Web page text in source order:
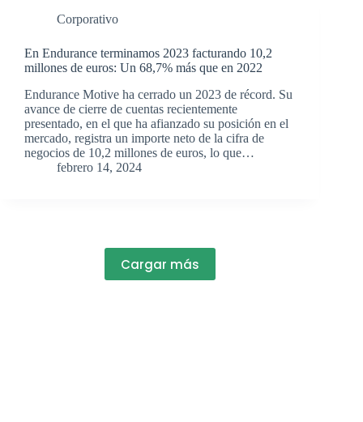
Corporativo
En Endurance terminamos 2023 facturando 10,2
millones de euros: Un 68,7% más que en 2022
Endurance Motive ha cerrado un 2023 de récord. Su
avance de cierre de cuentas recientemente
presentado, en el que ha afianzado su posición en el
mercado, registra un importe neto de la cifra de
negocios de 10,2 millones de euros, lo que…
febrero 14, 2024
Cargar más